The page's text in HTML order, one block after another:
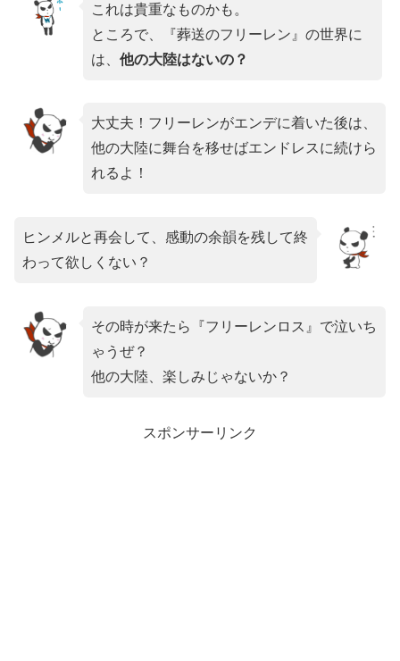
これは貴重なものかも。
ところで、『葬送のフリーレン』の世界に
は、 他の大陸はないの？
大丈夫！フリーレンがエンデに着いた後は、
他の大陸に舞台を移せばエンドレスに続けら
れるよ！
ヒンメルと再会して、感動の余韻を残して終
わって欲しくない？
その時が来たら『フリーレンロス』で泣いち
ゃうぜ？
他の大陸、楽しみじゃないか？
スポンサーリンク